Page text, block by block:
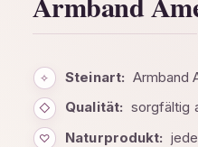
✧ Steinart: Armband
◇ Qualität: sorgfältig
♡ Naturprodukt: